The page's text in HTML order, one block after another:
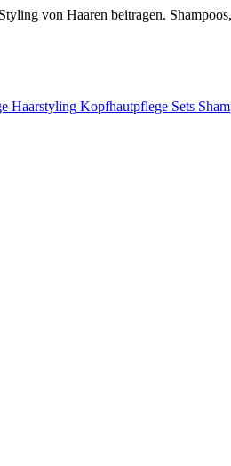
von Haaren beitragen.
Haarstyling Kopfhautpflege Sets